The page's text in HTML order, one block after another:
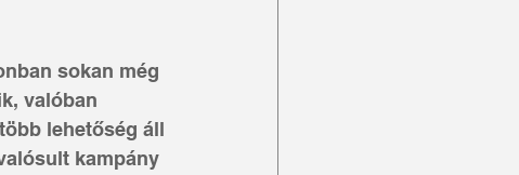
sokan még
valóban
lehetőség áll
kampány